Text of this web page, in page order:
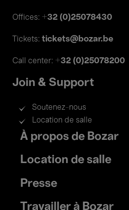
Offices: +32 (0)25078430
Tickets: tickets@bozar.be
Call center: +32 (0)25078200
Join & Support
Soutenez-nous
Location de salle
Footer
menu
À propos de Bozar
Location de salle
Presse
Travailler à Bozar